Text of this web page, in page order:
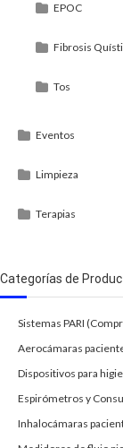
EPOC
Fibrosis
Tos
Eventos
Limpieza
Terapias
Categorías de
Sistemas PARI
Aerocámaras
Dispositivos para
Espirómetros y
Inhalocámaras